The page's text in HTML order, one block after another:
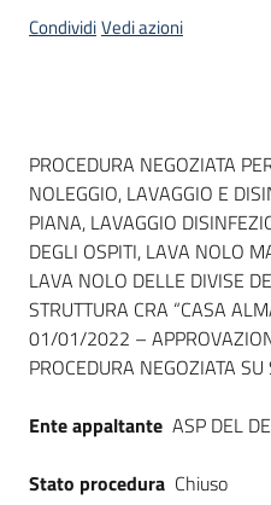
Seguici
su
CondividiVedi azioni
Dati del bando
PROCEDURA NEGOZIATA
NOLEGGIO, LAVAGGIO E
PIANA, LAVAGGIO
DEGLI OSPITI, LAVA NOLO
LAVA NOLO DELLE DIVISE
STRUTTURA CRA “CASA
01/01/2022 –
PROCEDURA NEGOZIATA SU
Ente appaltante ASP DEL
Stato procedura Chiuso